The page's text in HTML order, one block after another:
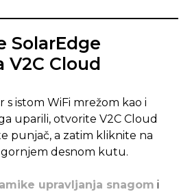
SolarEdge
V2C Cloud
s istom WiFi mrežom kao i
uparili, otvorite V2C Cloud
punjač, a zatim kliknite na
gornjem desnom kutu.
upravljanja snagom i